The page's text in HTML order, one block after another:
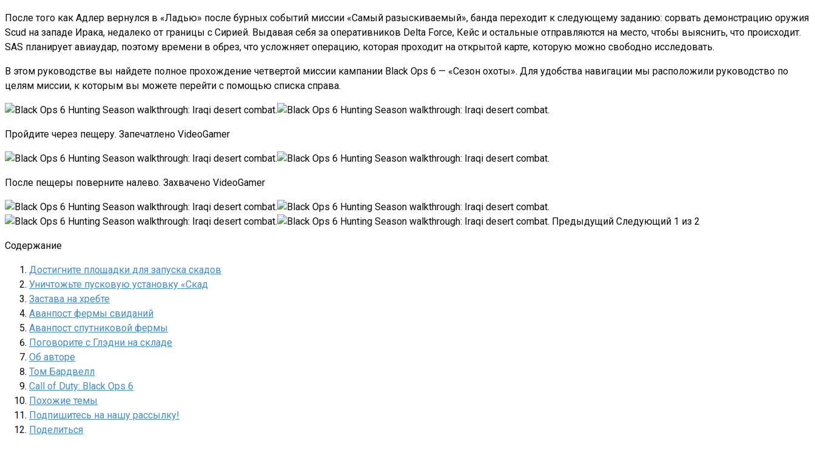
После того как Адлер вернулся в «Ладью» после бурных событий миссии «Самый разыскиваемый», банда переходит к следующему заданию: сорвать демонстрацию оружия
Scud на западе Ирака, недалеко от границы с Сирией. Выдавая себя за оперативников Delta Force, Кейс и остальные отправляются на место, чтобы выяснить, что происходит.
SAS планирует авиаудар, поэтому времени в обрез, что усложняет операцию, которая проходит на открытой карте, которую можно свободно исследовать.
В этом руководстве вы найдете полное прохождение четвертой миссии кампании Black Ops 6 — «Сезон охоты». Для удобства навигации мы расположили руководство по
целям миссии, к которым вы можете перейти с помощью списка справа.
Пройдите через пещеру. Запечатлено VideoGamer
После пещеры поверните налево. Захвачено VideoGamer
Предыдущий Следующий 1 из 2
Содержание
Достигните площадки для запуска скадов
Уничтожьте пусковую установку «Скад
Застава на хребте
Аванпост фермы свиданий
Аванпост спутниковой фермы
Поговорите с Глэдни на складе
Об авторе
Том Бардвелл
Call of Duty: Black Ops 6
Похожие темы
Подпишитесь на нашу рассылку!
Поделиться